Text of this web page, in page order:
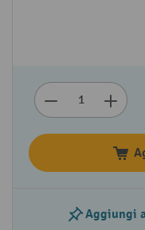
Aggiungi